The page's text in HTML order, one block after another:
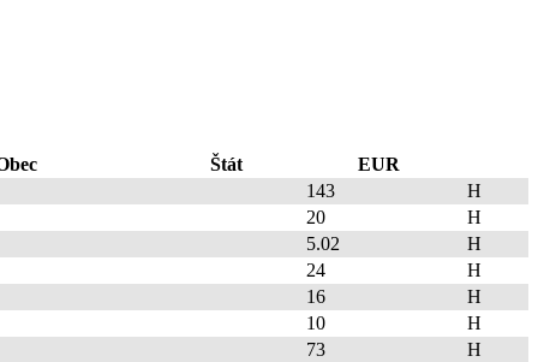
Štát
EUR
143
H
20
H
5.02
H
24
H
16
H
10
H
73
H